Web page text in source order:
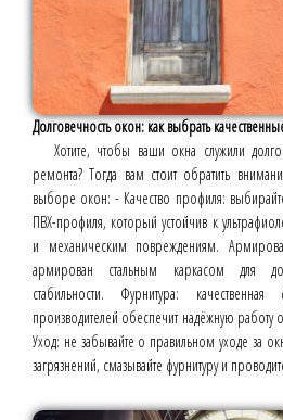
Долговечность окон: как выбрать
Хотите, чтобы ваши окна служили
ремонта? Тогда вам стоит обратить
выборе окон: - Качество профиля:
ПВХ-профиля, который устойчив к
и механическим повреждениям.
армирован стальным каркасом для
стабильности. Фурнитура:
производителей обеспечит надёжную работу
Уход: не забывайте о правильном уходе за
загрязнений, смазывайте фурнитуру и